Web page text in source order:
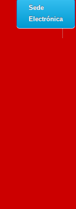
Sede
Electrónica